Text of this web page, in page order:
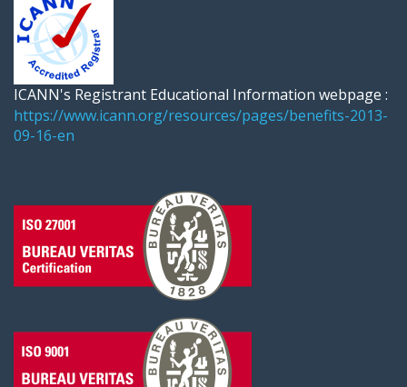
ICANN's Registrant Educational Information webpage :
https://www.icann.org/resources/pages/benefits-2013-
09-16-en